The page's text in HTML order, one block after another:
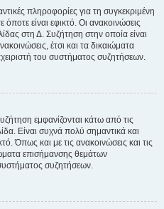
πληροφορίες για τη συγκεκριμένη
είναι εφικτό. Οι ανακοινώσεις
στη Δ. Συζήτηση στην οποία είναι
έτσι και τα δικαιώματα
του συστήματος συζητήσεων.
εμφανίζονται κάτω από τις
Είναι συχνά πολύ σημαντικά και
Όπως και με τις ανακοινώσεις και τις
επισήμανσης θεμάτων
συζητήσεων.